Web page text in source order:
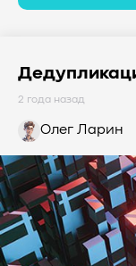
2 года назад
Олег Ларин